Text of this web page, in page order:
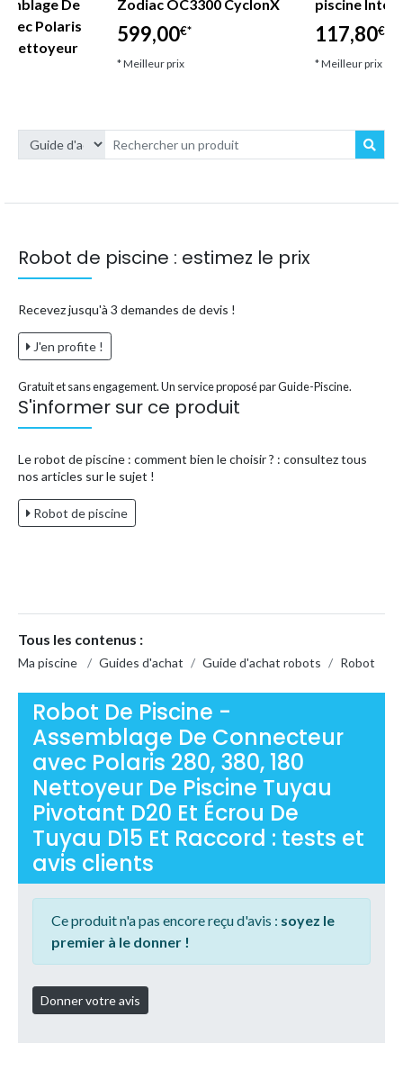
De
Polaris
Nettoyeur
Zodiac OC3300 CyclonX
599,00€*
* Meilleur prix
piscine Intex
117,80€*
* Meilleur prix
Robot de piscine : estimez le prix
Recevez jusqu'à 3 demandes de devis !
J'en profite !
Gratuit et sans engagement. Un service proposé par Guide-Piscine.
S'informer sur ce produit
Le robot de piscine : comment bien le choisir ? : consultez tous
nos articles sur le sujet !
Robot de piscine
Tous les contenus :
Ma piscine / Guides d'achat / Guide d'achat robots / Robot
Robot De Piscine -
Assemblage De Connecteur
avec Polaris 280, 380, 180
Nettoyeur De Piscine Tuyau
Pivotant D20 Et Écrou De
Tuyau D15 Et Raccord : tests et
avis clients
Ce produit n'a pas encore reçu d'avis : soyez le
premier à le donner !